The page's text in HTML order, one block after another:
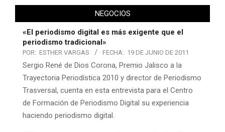
NEGOCIOS
«El periodismo digital es más exigente que el
periodismo tradicional»
POR: ESTHER VARGAS FECHA: 19 DE JUNIO DE 2011
Sergio René de Dios Corona, Premio Jalisco a la
Trayectoria Periodística 2010 y director de Periodismo
Trasversal, cuenta en esta entrevista para el Centro
de Formación de Periodismo Digital su experiencia
haciendo periodismo digital.